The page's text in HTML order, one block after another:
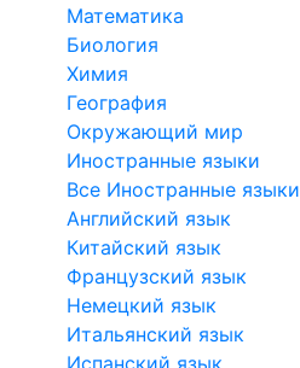
Математика
Биология
Химия
География
Окружающий мир
Иностранные языки
Все Иностранные языки
Английский язык
Китайский язык
Французский язык
Немецкий язык
Итальянский язык
Испанский язык